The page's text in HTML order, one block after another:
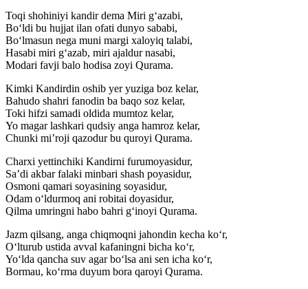
Toqi shohiniyi kandir dema Miri g‘azabi,
Bo‘ldi bu hujjat ilan ofati dunyo sababi,
Bo‘lmasun nega muni margi xaloyiq talabi,
Hasabi miri g‘azab, miri ajaldur nasabi,
Modari favji balo hodisa zoyi Qurama.
Kimki Kandirdin oshib yer yuziga boz kelar,
Bahudo shahri fanodin ba baqo soz kelar,
Toki hifzi samadi oldida mumtoz kelar,
Yo magar lashkari qudsiy anga hamroz kelar,
Chunki mi’roji qazodur bu quroyi Qurama.
Charxi yettinchiki Kandirni furumoyasidur,
Sa’di akbar falaki minbari shash poyasidur,
Osmoni qamari soyasining soyasidur,
Odam o‘ldurmoq ani robitai doyasidur,
Qilma umringni habo bahri g‘inoyi Qurama.
Jazm qilsang, anga chiqmoqni jahondin kecha ko‘r,
O‘lturub ustida avval kafaningni bicha ko‘r,
Yo‘lda qancha suv agar bo‘lsa ani sen icha ko‘r,
Bormau, ko‘rma duyum bora qaroyi Qurama.